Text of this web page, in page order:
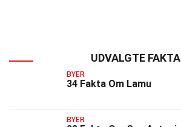
UDVALGTE FAKTA
BYER
34 Fakta Om Lamu
BYER